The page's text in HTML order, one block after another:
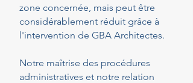
zone concernée, mais peut être
considérablement réduit grâce à
l'intervention de GBA Architectes.
Notre maîtrise des procédures
administratives et notre relation